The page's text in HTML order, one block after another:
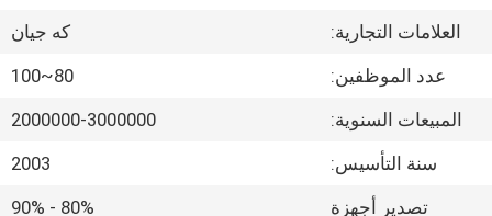
عنا
في
المعمل
العلامات التجارية:
كه جيان
عدد الموظفين:
80~100
المبيعات السنوية:
2000000-3000000
سنة التأسيس:
2003
تصدير أجهزة
80% - 90%